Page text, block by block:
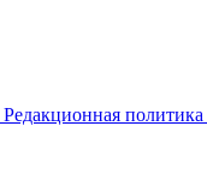
Редакционная политика